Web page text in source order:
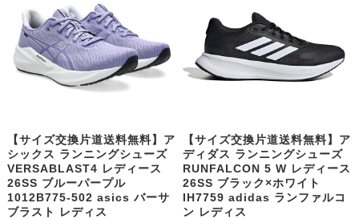
【サイズ交換片道送料無料】ア
シックス ランニングシューズ
VERSABLAST4 レディース
26SS ブルーパープル
1012B775-502 asics バーサ
ブラスト レディス
【サイズ交換片道送料無料】ア
ディダス ランニングシューズ
RUNFALCON 5 W レディース
26SS ブラック×ホワイト
IH7759 adidas ランファルコ
ン レディス